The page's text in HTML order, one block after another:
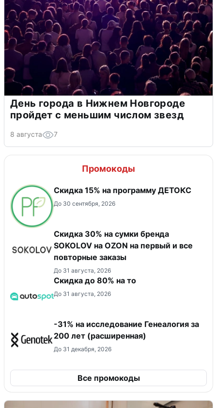
День города в Нижнем Новгороде
пройдет с меньшим числом звезд
8 августа 7
Промокоды
Скидка 15% на программу ДЕТОКС
До 30 сентября, 2026
Скидка 30% на сумки бренда
SOKOLOV на OZON на первый и все
повторные заказы
До 31 августа, 2026
Скидка до 80% на то
До 31 августа, 2026
-31% на исследование Генеалогия за
200 лет (расширенная)
До 31 декабря, 2026
Все промокоды